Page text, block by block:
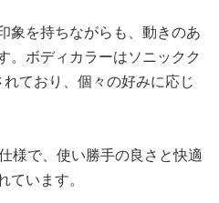
象を持ちながらも、動きのあ
。ボディカラーはソニックク
ており、個々の好みに応じ
様で、使い勝手の良さと快適
ています。